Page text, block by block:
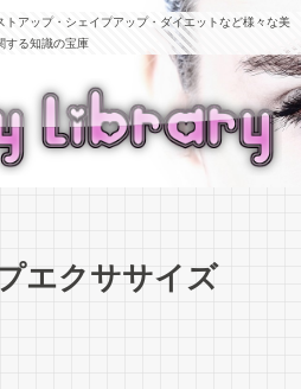
アップ・シェイプアップ・ダイエットなど様々な美
する知識の宝庫
エクササイズ